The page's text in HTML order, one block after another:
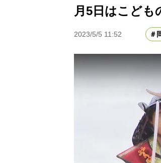
月5日はこども
2023/5/5 11:52